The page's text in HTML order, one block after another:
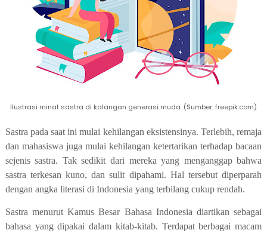
Ilustrasi minat sastra di kalangan generasi muda. (Sumber: freepik.com)
Sastra pada saat ini mulai kehilangan eksistensinya. Terlebih, remaja
dan mahasiswa juga mulai kehilangan ketertarikan terhadap bacaan
sejenis sastra. Tak sedikit dari mereka yang menganggap bahwa
sastra terkesan kuno, dan sulit dipahami. Hal tersebut diperparah
dengan angka literasi di Indonesia yang terbilang cukup rendah.
Sastra menurut Kamus Besar Bahasa Indonesia diartikan sebagai
bahasa yang dipakai dalam kitab-kitab. Terdapat berbagai macam